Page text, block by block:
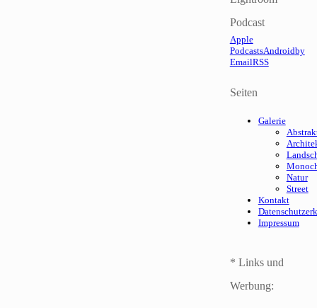
Podcast
Apple
PodcastsAndroidby
EmailRSS
Seiten
Galerie
Natur
Street
Kontakt
Impressum
* Links und
Werbung: